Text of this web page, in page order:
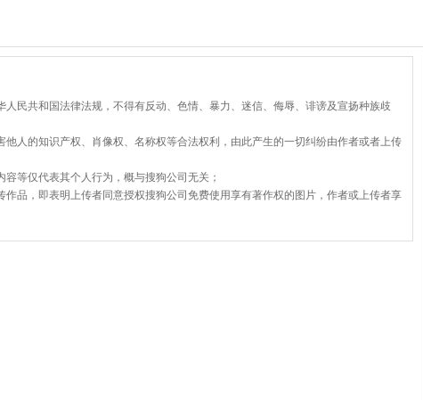
民共和国法律法规，不得有反动、色情、暴力、迷信、侮辱、诽谤及宣扬种族歧
人的知识产权、肖像权、名称权等合法权利，由此产生的一切纠纷由作者或者上传
等仅代表其个人行为，概与搜狗公司无关；
品，即表明上传者同意授权搜狗公司免费使用享有著作权的图片，作者或上传者享